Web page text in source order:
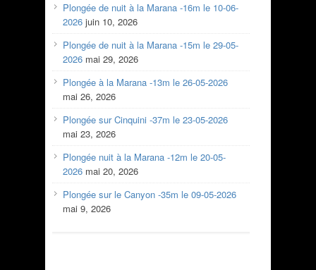
Plongée de nuit à la Marana -16m le 10-06-
2026 juin 10, 2026
Plongée de nuit à la Marana -15m le 29-05-
2026 mai 29, 2026
Plongée à la Marana -13m le 26-05-2026
mai 26, 2026
Plongée sur Cinquini -37m le 23-05-2026
mai 23, 2026
Plongée nuit à la Marana -12m le 20-05-
2026 mai 20, 2026
Plongée sur le Canyon -35m le 09-05-2026
mai 9, 2026